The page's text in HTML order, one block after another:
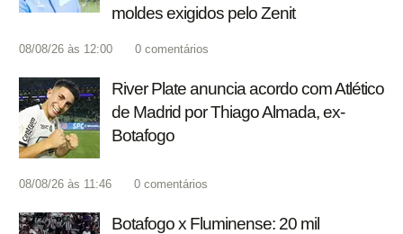
moldes exigidos pelo Zenit
08/08/26 às 12:00 0 comentários
River Plate anuncia acordo com Atlético
de Madrid por Thiago Almada, ex-
Botafogo
08/08/26 às 11:46 0 comentários
Botafogo x Fluminense: 20 mil